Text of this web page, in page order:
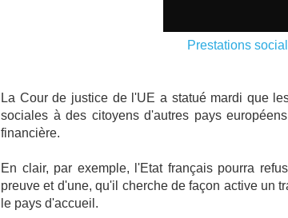
Prestations
La Cour de justice de l'UE a statué mardi que
sociales à des citoyens d'autres pays
financière.
En clair, par exemple, l'Etat français pourra
preuve et d'une, qu'il cherche de façon active un
le pays d'accueil.